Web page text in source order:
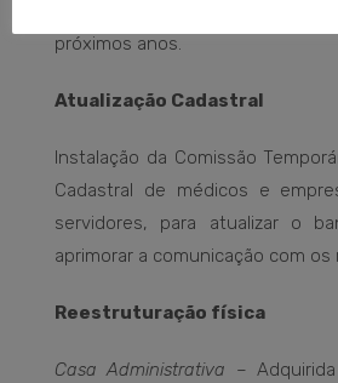
próximos anos.
Atualização Cadastral
Instalação da Comissão
Cadastral de médicos e
servidores, para atualizar o
aprimorar a comunicação com os
Reestruturação física
Casa Administrativa –